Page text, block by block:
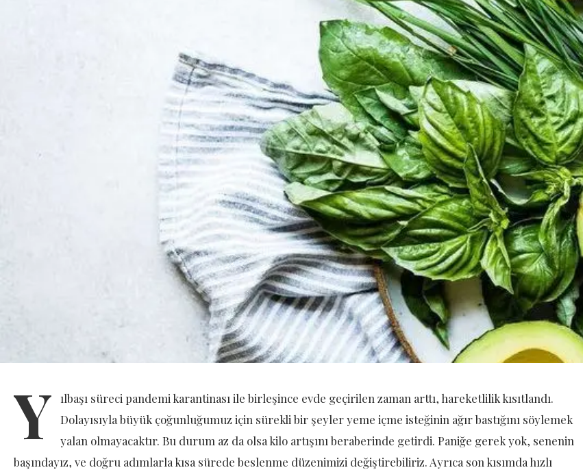
Y
ılbaşı süreci pandemi karantinası ile birleşince evde geçirilen zaman arttı, hareketlilik kısıtlandı.
Dolayısıyla büyük çoğunluğumuz için sürekli bir şeyler yeme içme isteğinin ağır bastığını söylemek
yalan olmayacaktır. Bu durum az da olsa kilo artışını beraberinde getirdi. Paniğe gerek yok, senenin
başındayız, ve doğru adımlarla kısa sürede beslenme düzenimizi değiştirebiliriz. Ayrıca son kısımda hızlı